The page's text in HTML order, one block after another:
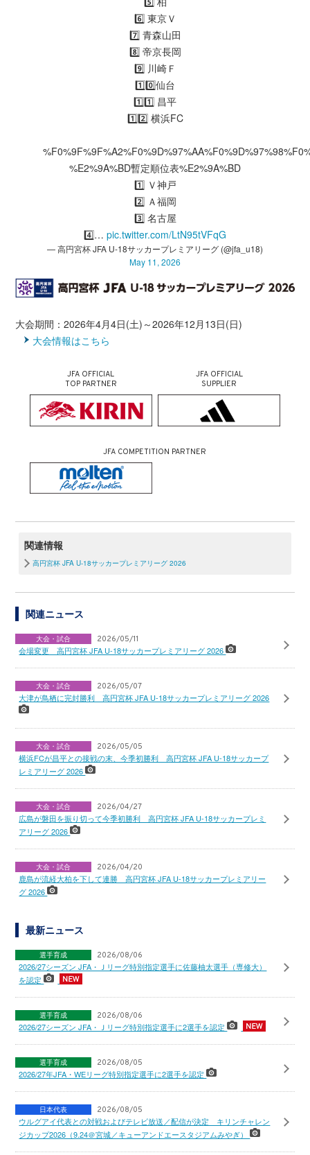
6️⃣ 東京Ｖ
7️⃣ 青森山田
8️⃣ 帝京長岡
9️⃣ 川崎Ｆ
1️⃣0️⃣仙台
1️⃣1️⃣ 昌平
1️⃣2️⃣ 横浜FC
%E2%9A%BD暫定順位表%E2%9A%BD
1️⃣ Ｖ神戸
2️⃣ Ａ福岡
3️⃣ 名古屋
4️⃣… pic.twitter.com/LtN95tVFqG
— 高円宮杯 JFA U-18サッカープレミアリーグ (@jfa_u18)
May 11, 2026
大会期間：2026年4月4日(土)～2026年12月13日(日)
大会情報はこちら
JFA OFFICIAL
TOP PARTNER
JFA OFFICIAL
SUPPLIER
JFA COMPETITION PARTNER
関連情報
高円宮杯 JFA U-18サッカープレミアリーグ 2026
関連ニュース
大会・試合 2026/05/11
会場変更 高円宮杯 JFA U-18サッカープレミアリーグ 2026
大会・試合 2026/05/07
大津が鳥栖に完封勝利 高円宮杯 JFA U-18サッカープレミアリーグ 2026
大会・試合 2026/05/05
横浜FCが昌平との接戦の末、今季初勝利 高円宮杯 JFA U-18サッカープ
レミアリーグ 2026
大会・試合 2026/04/27
広島が磐田を振り切って今季初勝利 高円宮杯 JFA U-18サッカープレミ
アリーグ 2026
大会・試合 2026/04/20
鹿島が流経大柏を下して連勝 高円宮杯 JFA U-18サッカープレミアリー
グ 2026
最新ニュース
選手育成 2026/08/06
2026/27シーズン JFA・Ｊリーグ特別指定選手に佐藤柚太選手（専修大）
を認定
選手育成 2026/08/06
2026/27シーズン JFA・Ｊリーグ特別指定選手に2選手を認定
選手育成 2026/08/05
2026/27年JFA・WEリーグ特別指定選手に2選手を認定
日本代表 2026/08/05
ウルグアイ代表との対戦およびテレビ放送／配信が決定 キリンチャレン
ジカップ2026（9.24＠宮城／キューアンドエースタジアムみやぎ）